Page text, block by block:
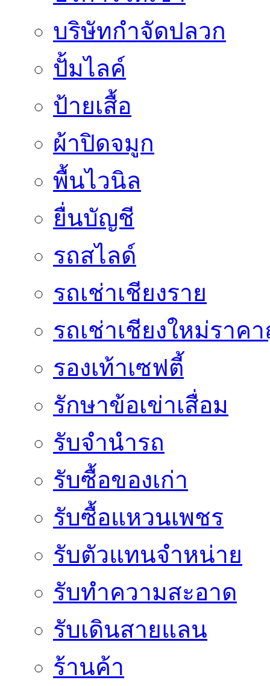
บริษัทกำจัดปลวก
ปั้มไลค์
ป้ายเสื้อ
ผ้าปิดจมูก
พื้นไวนิล
ยื่นบัญชี
รถสไลด์
รถเช่าเชียงราย
รถเช่าเชียงใหม่ราค
รองเท้าเซฟตี้
รักษาข้อเข่าเสื่อม
รับจำนำรถ
รับซื้อของเก่า
รับซื้อแหวนเพชร
รับตัวแทนจำหน่าย
รับทำความสะอาด
รับเดินสายแลน
ร้านค้า